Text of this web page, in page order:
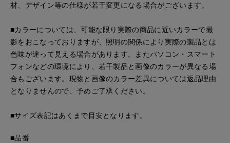
材、デザイン等の仕様が若干変更になる場合がございます。
■カラーについては、可能な限り実際の商品に近いカラーで撮
影をおこなっておりますが、照明の関係により実際の製品とは
色味が違って見える場合があります。またパソコン・スマート
フォンなどの環境により、若干製品と画像のカラーが異なる場
合もございます。現物と画像のカラー差異については返品理由
となりませんので、予めご了承ください。
■サイズ表記はあくまで目安となります。
■品番